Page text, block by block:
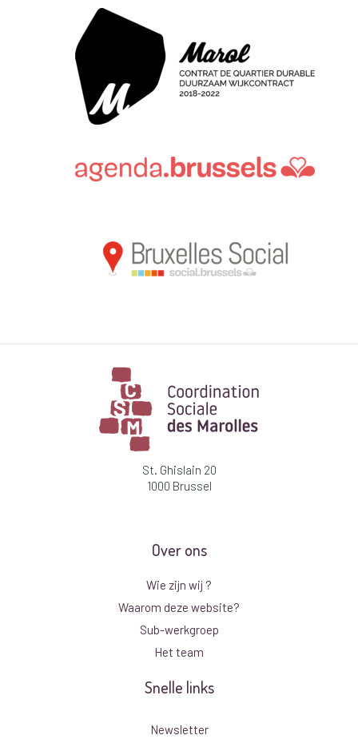
St. Ghislain 20
1000 Brussel
Over ons
Wie zijn wij ?
Waarom deze website?
Sub-werkgroep
Het team
Snelle links
Newsletter